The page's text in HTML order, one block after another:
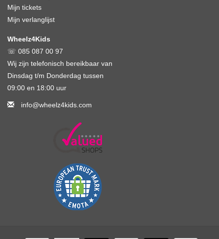
Mijn tickets
Mijn verlanglijst
Wheelz4Kids
☏ 085 087 00 97
Wij zijn telefonisch bereikbaar van
Dinsdag t/m Donderdag tussen
09:00 en 18:00 uur
info@wheelz4kids.com